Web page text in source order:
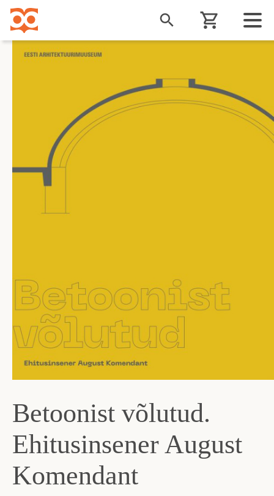
Liigu
edasi
põhisisu
juurde
Betoonist võlutud.
Ehitusinsener August
Komendant